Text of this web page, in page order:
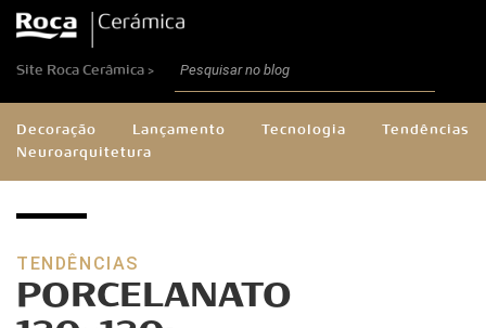
Site Roca Cerâmica >
Decoração Lançamento Tecnologia
Tendências
Neuroarquitetura
TENDÊNCIAS
PORCELANATO